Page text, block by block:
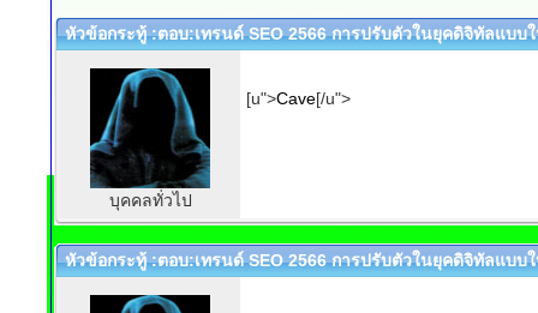
หัวข้อกระทู้ :ตอบ:เทรนด์ SEO 2566 การปรับตัวในยุคดิจิทัลแบบ
บุคคลทั่วไป
[u">Cave[/u">
หัวข้อกระทู้ :ตอบ:เทรนด์ SEO 2566 การปรับตัวในยุคดิจิทัลแบบ